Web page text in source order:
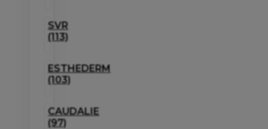
SVR
(113)
ESTHEDERM
(103)
CAUDALIE
(97)